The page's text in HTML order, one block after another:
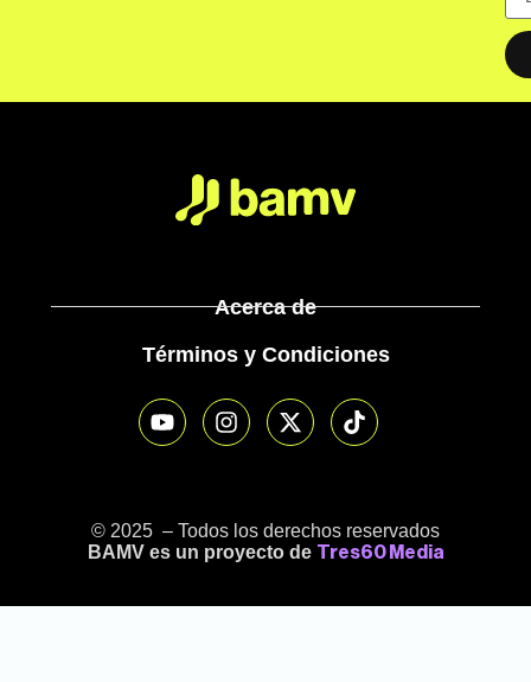
Acerca de
Términos y Condiciones
© 2025 – Todos los derechos reservados
BAMV es un proyecto de Tres60 Media